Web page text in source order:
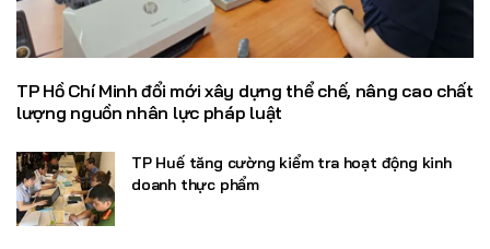
TP Hồ Chí Minh đổi mới xây dựng thể chế, nâng cao chất
lượng nguồn nhân lực pháp luật
TP Huế tăng cường kiểm tra hoạt động kinh
doanh thực phẩm